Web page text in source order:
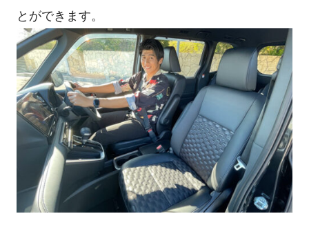
とができます。